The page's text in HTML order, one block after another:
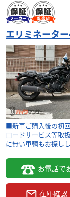
エリミネータ
■新車ご購入後の初
ロードサービス等取
に無い車輌もお探し
お電話で
在庫確認